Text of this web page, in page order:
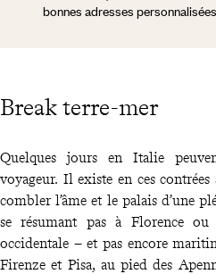
Break terre-mer
bonnes adresses
Quelques jours en Italie
voyageur. Il existe en ces
combler l’âme et le palais d’une
se résumant pas à Florence
occidentale – et pas encore
Firenze et Pisa, au pied des